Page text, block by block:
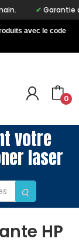
Garantie à
avec le code
0
votre
laser
HP